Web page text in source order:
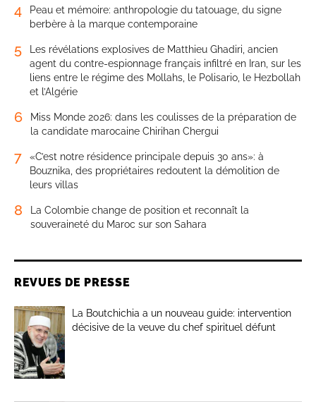
4
Peau et mémoire: anthropologie du tatouage, du signe
berbère à la marque contemporaine
5
Les révélations explosives de Matthieu Ghadiri, ancien
agent du contre-espionnage français infiltré en Iran, sur les
liens entre le régime des Mollahs, le Polisario, le Hezbollah
et l’Algérie
6
Miss Monde 2026: dans les coulisses de la préparation de
la candidate marocaine Chirihan Chergui
7
«C’est notre résidence principale depuis 30 ans»: à
Bouznika, des propriétaires redoutent la démolition de
leurs villas
8
La Colombie change de position et reconnaît la
souveraineté du Maroc sur son Sahara
REVUES DE PRESSE
La Boutchichia a un nouveau guide: intervention
décisive de la veuve du chef spirituel défunt